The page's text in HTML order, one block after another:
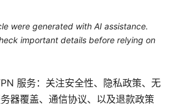
were generated with AI assistance.
important details before relying on
服务：关注安全性、隐私政策、无
器覆盖、通信协议、以及退款政策